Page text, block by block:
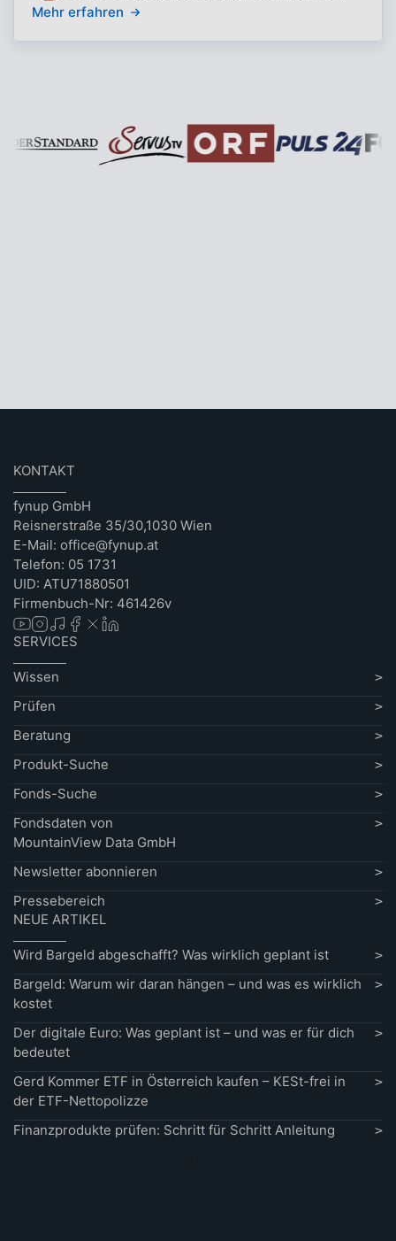
Mehr erfahren
KONTAKT
fynup GmbH
Reisnerstraße 35/30,1030 Wien
E-Mail: office@fynup.at
Telefon: 05 1731
UID: ATU71880501
Firmenbuch-Nr: 461426v
SERVICES
Wissen
Prüfen
Beratung
Produkt-Suche
Fonds-Suche
Fondsdaten von
MountainView Data GmbH
Newsletter abonnieren
Pressebereich
NEUE ARTIKEL
Wird Bargeld abgeschafft? Was wirklich geplant ist
Bargeld: Warum wir daran hängen – und was es wirklich
kostet
Der digitale Euro: Was geplant ist – und was er für dich
bedeutet
Gerd Kommer ETF in Österreich kaufen – KESt-frei in
der ETF-Nettopolizze
Finanzprodukte prüfen: Schritt für Schritt Anleitung